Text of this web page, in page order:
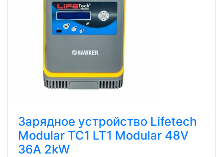
Зарядное устройство Lifetech
Modular TC1 LT1 Modular 48V
36А 2kW